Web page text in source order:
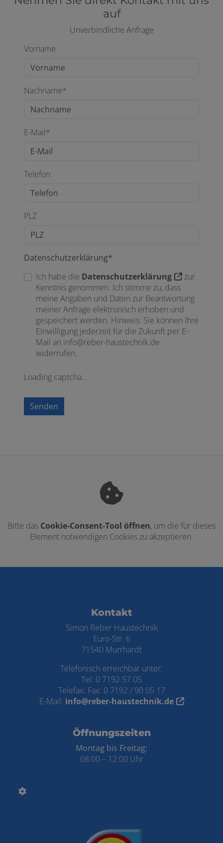
auf
Unverbindliche Anfrage
Vorname
Nachname*
E-Mail*
Telefon
PLZ
Datenschutzerklärung*
Ich habe die Datenschutzerklärung
zur
Kenntnis genommen. Ich stimme zu, dass
meine Angaben und Daten zur Beantwortung
meiner Anfrage elektronisch erhoben und
gespeichert werden. Hinweis: Sie können Ihre
Einwilligung jederzeit für die Zukunft per E-
Mail an info@reber-haustechnik.de
widerrufen.
Loading captcha...
Senden
Bitte das Cookie-Consent-Tool öffnen, um die für dieses
Element notwendigen Cookies zu akzeptieren.
Kontakt
Simon Reber Haustechnik
Euro-Str. 6
71540 Murrhardt
Telefonisch erreichbar unter:
Tel: 0 7192 57 05
Telefax: Fax: 0 7192 / 90 05 17
E-Mail: info@reber-haustechnik.de
Öffnungszeiten
Montag bis Freitag:
08:00 – 12:00 Uhr